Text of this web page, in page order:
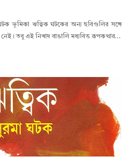
ভূমিকা ঋত্বিক ঘটকের অন্য ছবিগুলির সঙ্গে
তবু এই নিখাদ বাঙালি মধ্যবিত্ত রূপকথার…